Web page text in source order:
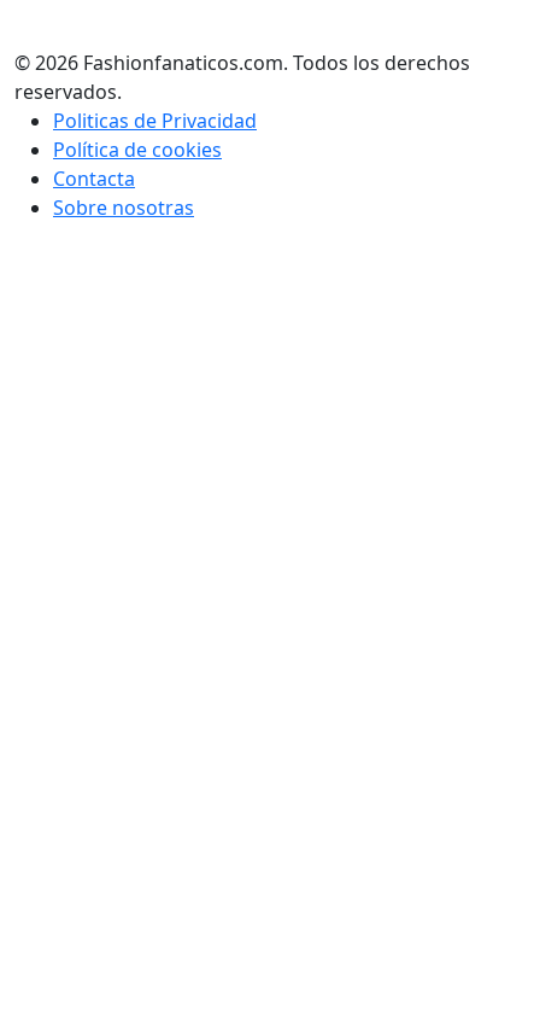
© 2026 Fashionfanaticos.com. Todos los derechos
reservados.
Politicas de Privacidad
Política de cookies
Contacta
Sobre nosotras